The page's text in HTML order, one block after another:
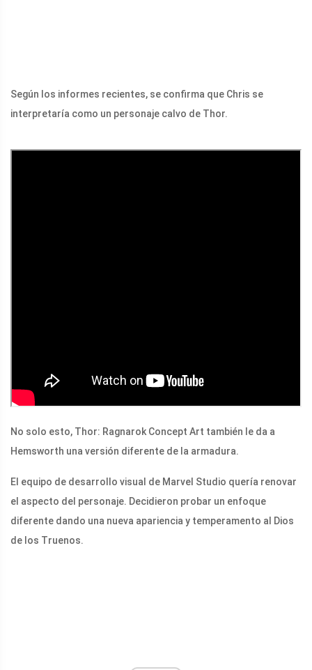
Según los informes recientes, se confirma que Chris se
interpretaría como un personaje calvo de Thor.
No solo esto, Thor: Ragnarok Concept Art también le da a
Hemsworth una versión diferente de la armadura.
El equipo de desarrollo visual de Marvel Studio quería renovar
el aspecto del personaje. Decidieron probar un enfoque
diferente dando una nueva apariencia y temperamento al Dios
de los Truenos.